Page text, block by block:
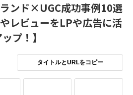
ンド×UGC成功事例10選
レビューをLPや広告に活
プ！】
タイトルとURLをコピー